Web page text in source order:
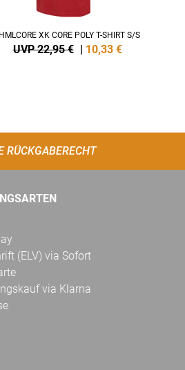
HMLCORE XK CORE POLY T-SHIRT S/S
UVP 22,95 € | 10,33 €
RÜCKGABERECHT
(ELV) via Sofort
via Klarna